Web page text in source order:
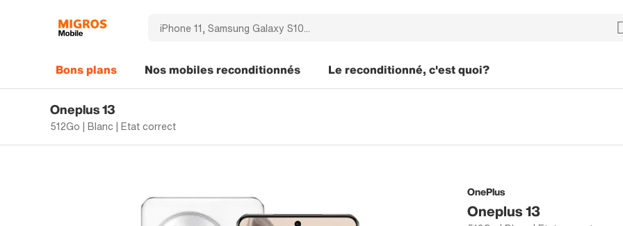
Bons plans Nos mobiles reconditionnés Le reconditionné, c'est quoi?
Oneplus 13
512Go | Blanc | Etat correct
OnePlus
Oneplus 13